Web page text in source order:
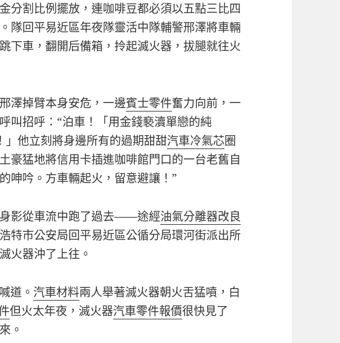
分割比例擺放，連咖啡豆都必須以五點三比四
。隊回平易近區年夜隊靈活中隊輔警邢澤將車輛
下車，翻開后備箱，拎起滅火器，拔腿就往火
澤掉臂本身安危，一邊賓士零件奮力向前，一
叫招呼：“泊車！「用金錢褻瀆單戀的純
」他立刻將身邊所有的過期甜甜汽車冷氣芯圈
豪猛地將信用卡插進咖啡館門口的一台老舊自
呻吟。方車輛起火，留意避讓！”
影從車流中跑了過去——途經油氣分離器改良
浩特市公安局回平易近區公循分局環河街派出所
火器沖了上往。
道。 汽車材料兩人舉著滅火器朝火舌猛噴，白
但火太年夜，滅火器汽車零件報價很快見了
。